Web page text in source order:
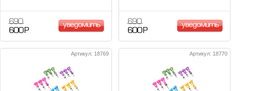
690
600 Р
уведомить
690
600 Р
уведомить
Артикул: 18769 Артикул: 18770